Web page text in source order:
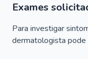
Exames
Para investigar
dermatologista pode